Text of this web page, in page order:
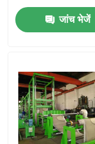
उत्पादों
वीडियो
जांच भेजें